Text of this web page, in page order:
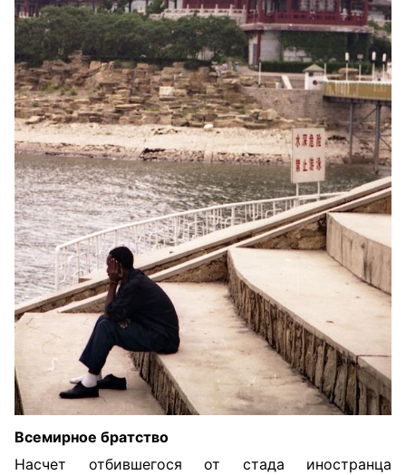
Всемирное братство
Насчет отбившегося от стада иностранца